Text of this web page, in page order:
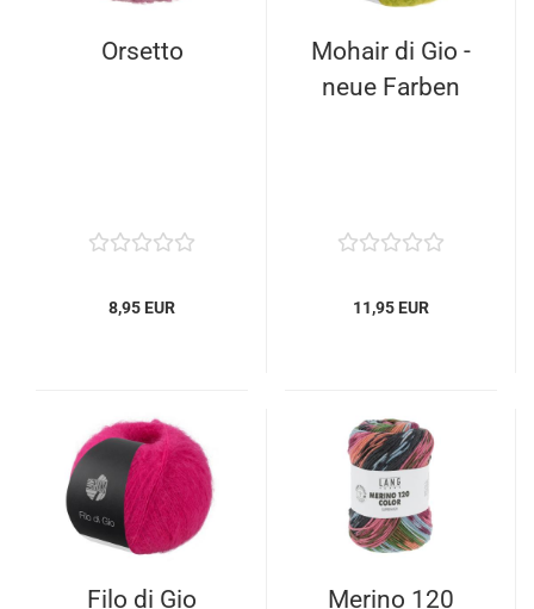
Orsetto
8,95 EUR
Mohair di Gio -
neue Farben
11,95 EUR
Filo di Gio
Merino 120